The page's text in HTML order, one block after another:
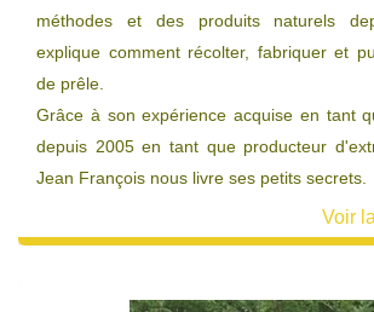
méthodes et des produits naturels
explique comment récolter, fabriquer et
de prêle.
Grâce à son expérience acquise en tant
depuis 2005 en tant que producteur
Jean François nous livre ses petits secrets.
Voir